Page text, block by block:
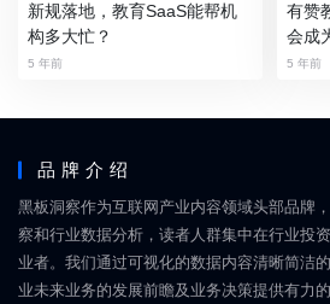
新规落地，教育SaaS能帮机
构多大忙？
5 年前
有赞
会成
点吗？
5 年前
品牌介绍
黑板洞察作为互联网产业内容领域头部品牌
察和行业数据分析，读者人群集中在行业投
业者。我们通过可视化的数据内容清晰简洁
业未来业务的发展前瞻及业务决策提供有力的